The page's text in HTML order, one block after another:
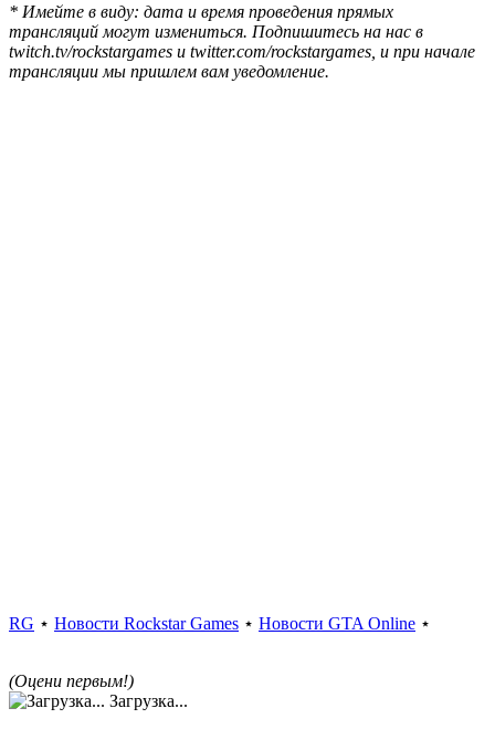
* Имейте в виду: дата и время проведения прямых
трансляций могут измениться. Подпишитесь на нас в
twitch.tv/rockstargames и twitter.com/rockstargames, и при начале
трансляции мы пришлем вам уведомление.
RG ⋆ Новости Rockstar Games ⋆ Новости GTA Online ⋆
(Оцени первым!)
Загрузка...